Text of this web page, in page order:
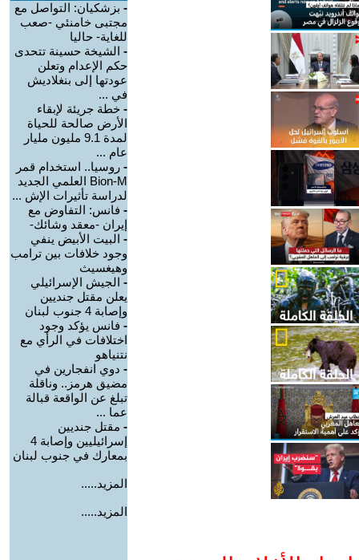
- بزشكيان: التواصل مع
مجتبى خامنئي -صعب
للغاية- حاليا
- الشيخة حسينة تتحدى
حكم الإعدام وتعلن
عودتها إلى بنغلاديش
في ...
- خطة جريئة لإبقاء
الأرض صالحة للحياة
لمدة 9.1 مليون مليار
عام ...
- روسيا.. استخدام قمر
Bion-M العلمي الجديد
لدراسة تأثيرات الإش ...
- فانس: التفاوض مع
إيران -معقد وشائك-
- البيت الأبيض ينفي
وجود خلافات بين ترامب
وهيغسيث
- الجيش الإسرائيلي
يعلن مقتل جنديين
وإصابة 4 جنوب لبنان
- فانس يؤكد وجود
اختلافات في الرأي مع
نتنياهو
- دوي انفجارين في
مضيق هرمز.. وناقلة
تبلغ عن الواقعة قبالة
عما ...
- مقتل جنديين
إسرائيليين وإصابة 4
بمعارك في جنوب لبنان
المزيد.....
المزيد.....